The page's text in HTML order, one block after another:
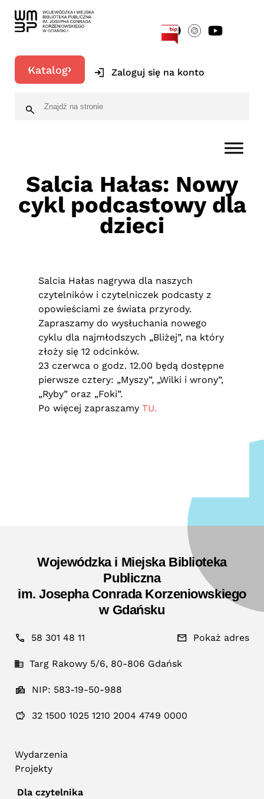
Katalog Zaloguj się na konto
Salcia Hałas: Nowy
cykl podcastowy dla
dzieci
Salcia Hałas nagrywa dla naszych
czytelników i czytelniczek podcasty z
opowieściami ze świata przyrody.
Zapraszamy do wysłuchania nowego
cyklu dla najmłodszych „Bliżej”, na który
złoży się 12 odcinków.
23 czerwca o godz. 12.00 będą dostępne
pierwsze cztery: „Myszy”, „Wilki i wrony”,
„Ryby” oraz „Foki”.
Po więcej zapraszamy TU.
Wojewódzka i Miejska Biblioteka
Publiczna
im. Josepha Conrada Korzeniowskiego
w Gdańsku
58 301 48 11 Pokaż adres
Targ Rakowy 5/6, 80-806 Gdańsk
NIP: 583-19-50-988
32 1500 1025 1210 2004 4749 0000
Wydarzenia
Projekty
Dla czytelnika